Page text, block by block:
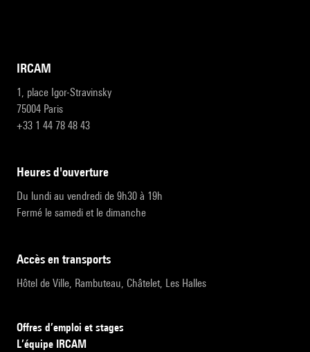
IRCAM
1, place Igor-Stravinsky
75004 Paris
+33 1 44 78 48 43
heures d'ouverture
Du lundi au vendredi de 9h30 à 19h
Fermé le samedi et le dimanche
accès en transports
Hôtel de Ville, Rambuteau, Châtelet, Les Halles
Offres d’emploi et stages
L’équipe IRCAM